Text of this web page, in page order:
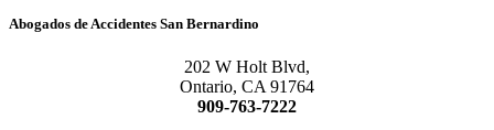
Abogados de Accidentes San Bernardino
202 W Holt Blvd,
Ontario, CA 91764
909-763-7222